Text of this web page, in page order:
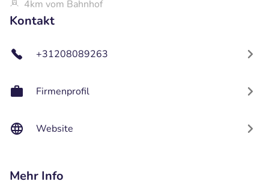
4km vom Bahnhof
Kontakt
+31208089263
Firmenprofil
Website
Mehr Info